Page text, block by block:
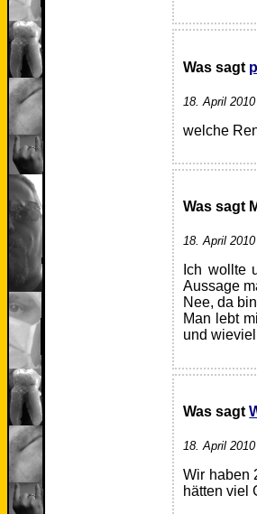
Was sagt
18. April
welche
Was sagt
18. April
Ich wollte
Aussage
Nee, da
Man lebt
und
Was sagt
18. April
Wir haben
hätten viel